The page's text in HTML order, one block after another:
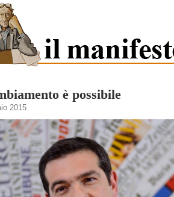
è possibile
2015